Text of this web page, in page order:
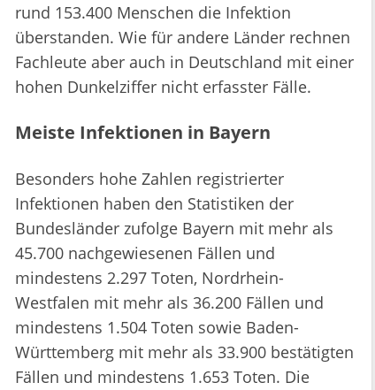
rund 153.400 Menschen die Infektion
überstanden. Wie für andere Länder rechnen
Fachleute aber auch in Deutschland mit einer
hohen Dunkelziffer nicht erfasster Fälle.
Meiste Infektionen in Bayern
Besonders hohe Zahlen registrierter
Infektionen haben den Statistiken der
Bundesländer zufolge Bayern mit mehr als
45.700 nachgewiesenen Fällen und
mindestens 2.297 Toten, Nordrhein-
Westfalen mit mehr als 36.200 Fällen und
mindestens 1.504 Toten sowie Baden-
Württemberg mit mehr als 33.900 bestätigten
Fällen und mindestens 1.653 Toten. Die